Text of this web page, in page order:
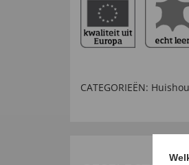
CATEGORIEËN: